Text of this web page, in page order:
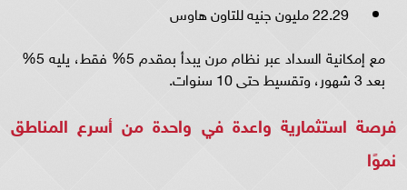
22.29 مليون جنيه للتاون هاوس
مع إمكانية السداد عبر نظام مرن يبدأ بمقدم 5% فقط، يليه 5%
بعد 3 شهور، وتقسيط حتى 10 سنوات.
فرصة استثمارية واعدة في واحدة من أسرع المناطق
نموًا